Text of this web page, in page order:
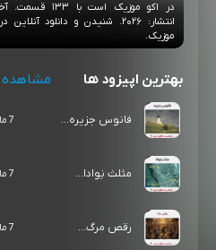
در اکو موزیک است با ۱۳۳
انتشار: ۲۰۲۶. شنیدن و دانلود آنلاین
موزیک.
بهترین اپیزود ها
فانوس جزیره... 7 ماه قبل
مثلث نِوادا... 7 ماه قبل
رقص مرگ... 7 ماه قبل